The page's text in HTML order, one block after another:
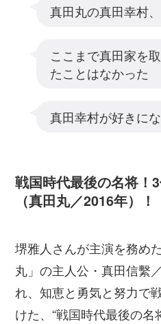
真田丸の真田幸村
ここまで真田家を
たことはなかった
真田幸村が好きに
戦国時代最後の名将！
（真田丸／2016年）！
堺雅人さんが主演を務め
丸」の主人公・真田信繫
れ、知恵と勇気と努力で
けた、“戦国時代最後の名